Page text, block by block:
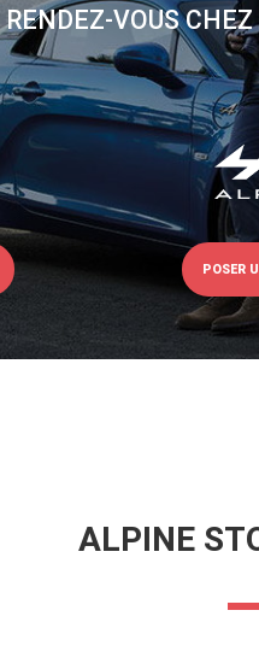
RENDEZ-VOUS
POSER
ALPINE